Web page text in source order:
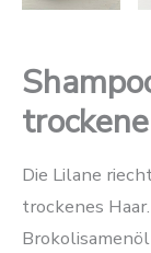
Die Lilane
trockenes Haar.